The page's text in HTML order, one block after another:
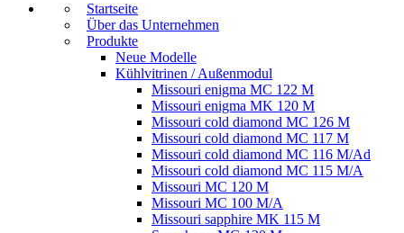
Start­sei­te
Über das Unternehmen
Produkte
Neue Modelle
Kühlvitrinen / Außenmodul
Missouri enigma MC 122 M
Missouri enigma MK 120 M
Missouri cold diamond MC 126 M
Missouri cold diamond MC 117 M
Missouri cold diamond MC 116 M/Ad
Missouri cold diamond MC 115 M/A
Missouri MC 120 M
Missouri MC 100 M/A
Missouri sapphire MK 115 M